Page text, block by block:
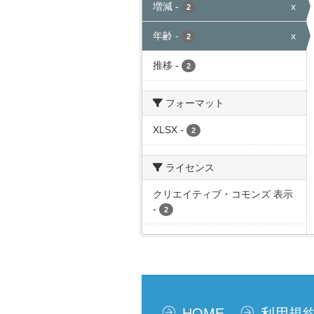
増減 - 2 x
年齢 - 2 x
推移 - 2
フォーマット
XLSX - 2
ライセンス
クリエイティブ・コモンズ 表示
-
2